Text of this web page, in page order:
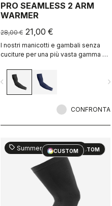
PRO SEAMLESS 2 ARM
WARMER
28,00 € 21,00 €
I nostri manicotti e gambali senza
cuciture per una più vasta gamma di
impareggiabile.
navigate_before
CONFRONTA
CUSTOM
sell Summer Sale 25% Off
CUSTOM